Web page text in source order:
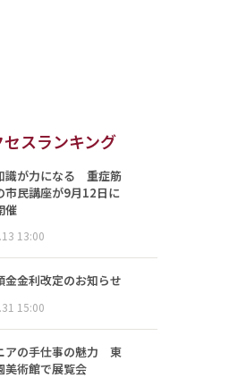
セスランキング
識が力になる 重症筋
市民講座が9月12日に
催
13:00
金金利改定のお知らせ
15:00
アの手仕事の魅力 東
美術館で展覧会